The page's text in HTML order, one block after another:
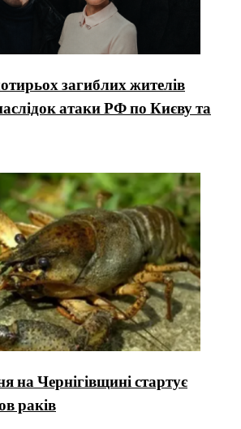
загиблих жителів
атаки РФ по Києву та
на Чернігівщині стартує
раків